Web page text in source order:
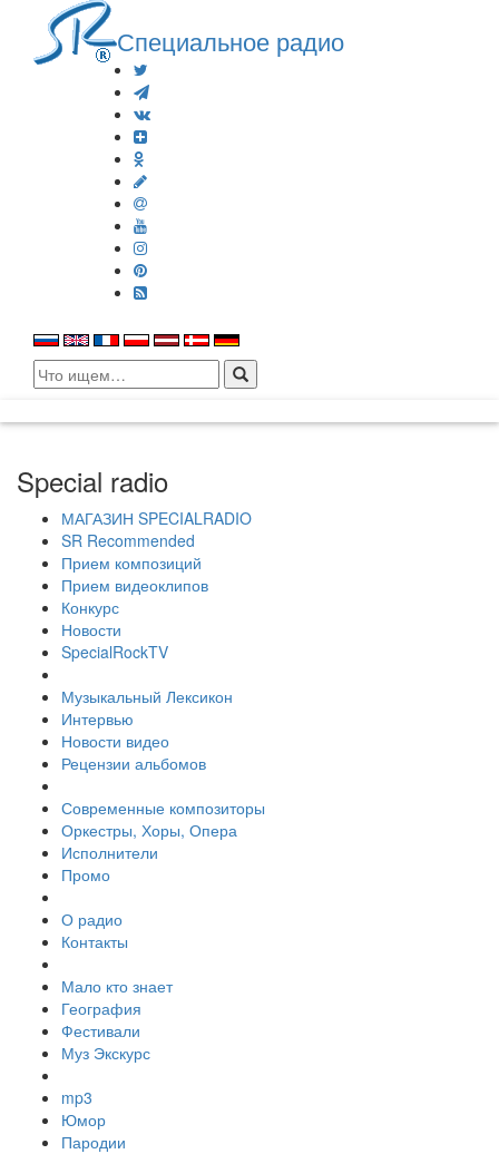
Специальное радио
Search
for:
Special radio
МАГАЗИН SPECIALRADIO
SR Recommended
Прием композиций
Прием видеоклипов
Конкурс
Новости
SpecialRockTV
Музыкальный Лексикон
Интервью
Новости видео
Рецензии альбомов
Современные композиторы
Оркестры, Хоры, Опера
Исполнители
Промо
О радио
Контакты
Мало кто знает
География
Фестивали
Муз Экскурс
mp3
Юмор
Пародии